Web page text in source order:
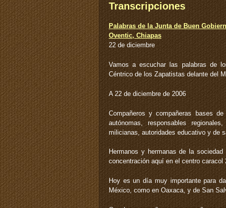
Transcripciones
Palabras de la Junta de Buen
Oventic, Chiapas
22 de diciembre
Vamos a escuchar las palabras de
Céntrico de los Zapatistas delante del
A 22 de diciembre de 2006
Compañeros y compañeras bases
autónomas, responsables
milicianas, autoridades educativo y de
Hermanos y hermanas de la
concentración aquí en el centro
Hoy es un día muy importante para
México, como en Oaxaca, y de San